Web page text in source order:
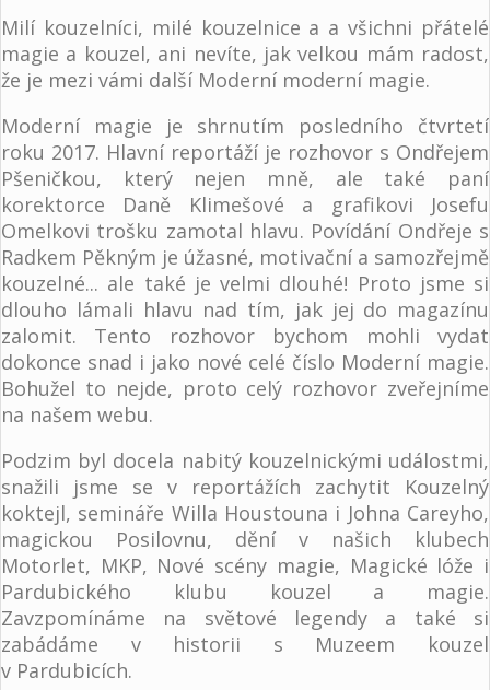
Milí kouzelníci, milé kouzelnice a a všichni přátelé
magie a kouzel, ani nevíte, jak velkou mám radost,
že je mezi vámi další Moderní moderní magie.
Moderní magie je shrnutím posledního čtvrtetí
roku 2017. Hlavní reportáží je rozhovor s Ondřejem
Pšeničkou, který nejen mně, ale také paní
korektorce Daně Klimešové a grafikovi Josefu
Omelkovi trošku zamotal hlavu. Povídání Ondřeje s
Radkem Pěkným je úžasné, motivační a samozřejmě
kouzelné... ale také je velmi dlouhé! Proto jsme si
dlouho lámali hlavu nad tím, jak jej do magazínu
zalomit. Tento rozhovor bychom mohli vydat
dokonce snad i jako nové celé číslo Moderní magie.
Bohužel to nejde, proto celý rozhovor zveřejníme
na našem webu.
Podzim byl docela nabitý kouzelnickými událostmi,
snažili jsme se v reportážích zachytit Kouzelný
koktejl, semináře Willa Houstouna i Johna Careyho,
magickou Posilovnu, dění v našich klubech
Motorlet, MKP, Nové scény magie, Magické lóže i
Pardubického klubu kouzel a magie.
Zavzpomínáme na světové legendy a také si
zabádáme v historii s Muzeem kouzel
v Pardubicích.